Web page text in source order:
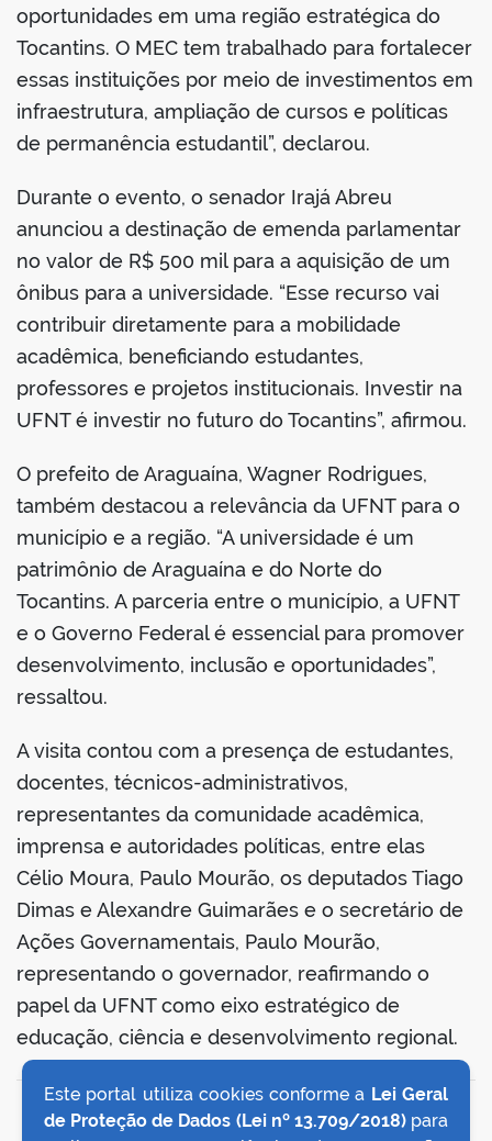
oportunidades em uma região estratégica do
Tocantins. O MEC tem trabalhado para fortalecer
essas instituições por meio de investimentos em
infraestrutura, ampliação de cursos e políticas
de permanência estudantil”, declarou.
Durante o evento, o senador Irajá Abreu
anunciou a destinação de emenda parlamentar
no valor de R$ 500 mil para a aquisição de um
ônibus para a universidade. “Esse recurso vai
contribuir diretamente para a mobilidade
acadêmica, beneficiando estudantes,
professores e projetos institucionais. Investir na
UFNT é investir no futuro do Tocantins”, afirmou.
O prefeito de Araguaína, Wagner Rodrigues,
também destacou a relevância da UFNT para o
município e a região. “A universidade é um
patrimônio de Araguaína e do Norte do
Tocantins. A parceria entre o município, a UFNT
e o Governo Federal é essencial para promover
desenvolvimento, inclusão e oportunidades”,
ressaltou.
A visita contou com a presença de estudantes,
docentes, técnicos-administrativos,
representantes da comunidade acadêmica,
imprensa e autoridades políticas, entre elas
Célio Moura, Paulo Mourão, os deputados Tiago
Dimas e Alexandre Guimarães e o secretário de
Ações Governamentais, Paulo Mourão,
representando o governador, reafirmando o
papel da UFNT como eixo estratégico de
educação, ciência e desenvolvimento regional.
VOLTAR AO TOPO
Este portal utiliza cookies conforme a Lei Geral
de Proteção de Dados (Lei nº 13.709/2018)para